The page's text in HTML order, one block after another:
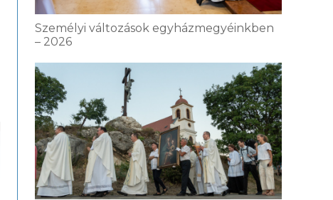
Személyi változások egyházmegyéinkben
– 2026